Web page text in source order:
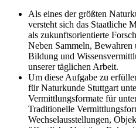
Als eines der größten
versteht sich das Staatliche
als zukunftsorientierte
Neben Sammeln, Bewahren
Bildung und
unserer täglichen Arbeit.
Um diese Aufgabe zu
für Naturkunde Stuttgart
Vermittlungsformate für
Traditionelle
Wechselausstellungen,